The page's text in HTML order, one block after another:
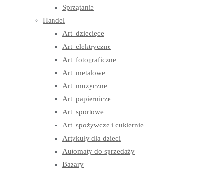
Sprzątanie
Handel
Art. dziecięce
Art. elektryczne
Art. fotograficzne
Art. metalowe
Art. muzyczne
Art. papiernicze
Art. sportowe
Art. spożywcze i cukiernie
Artykuły dla dzieci
Automaty do sprzedaży
Bazary